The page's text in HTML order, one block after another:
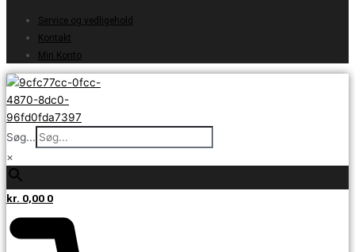
Service og vedligehold
Kontakt
Min Konto
Søg...
×
kr. 0,00 0